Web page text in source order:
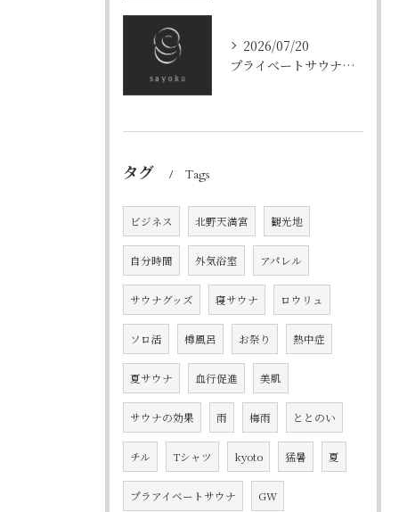
2026/07/20
プライベートサウナで香り高いハーブを楽しむ京都府京都市上京区と下京区の特別体験
タグ Tags
ビジネス 北野天満宮 観光地
自分時間 外気浴室 アパレル
サウナグッズ 寝サウナ ロウリュ
ソロ活 樽風呂 お祭り 熱中症
夏サウナ 血行促進 美肌
サウナの効果 雨 梅雨 ととのい
チル Tシャツ kyoto 猛暑 夏
プラアイベートサウナ GW